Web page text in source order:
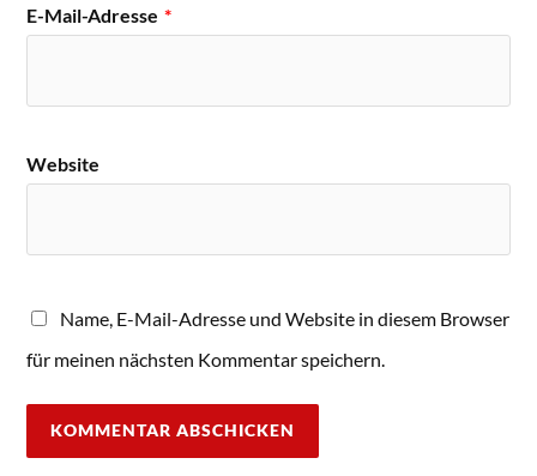
E-Mail-Adresse *
Website
Name, E-Mail-Adresse und Website in diesem Browser
für meinen nächsten Kommentar speichern.